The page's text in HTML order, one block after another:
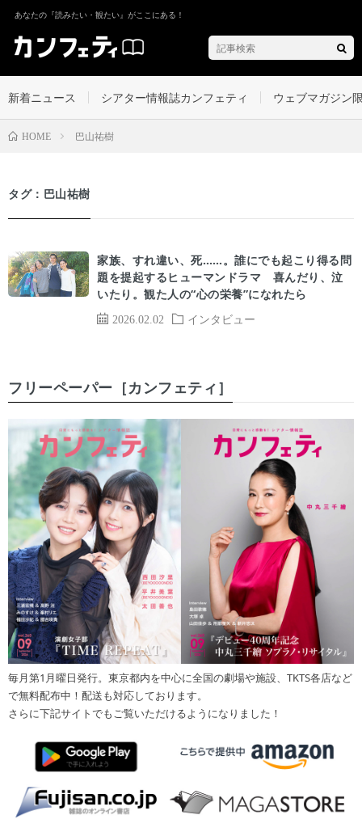
あなたの『読みたい・観たい』がここにある！
新着ニュース シアター情報誌カンフェティ ウェブマガジン
HOME 巴山祐樹
タグ：巴山祐樹
2026.02.02 インタビュー
家族、すれ違い、死……。誰にでも起こり得る問
題を提起するヒューマンドラマ 喜んだり、泣
いたり。観た人の“心の栄養”になれたら
フリーペーパー［カンフェティ］
毎月第1月曜日発行。東京都内を中心に全国の劇場や施設、TKTS各店など
で無料配布中！配送も対応しております。
さらに下記サイトでもご覧いただけるようになりました！